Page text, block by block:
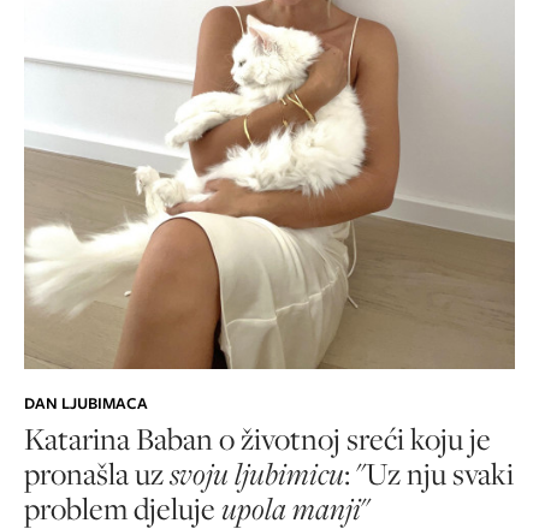
DAN LJUBIMACA
Katarina Baban o životnoj sreći koju je
pronašla uzsvoju ljubimicu: "Uz nju svaki
problem djelujeupolamanji"